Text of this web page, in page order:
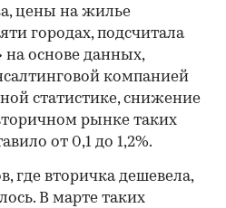
цены на жилье
городах, подсчитала
основе данных,
компанией
статистике, снижение
рынке таких
от 0,1 до 1,2%.
где вторичка дешевела,
В марте таких